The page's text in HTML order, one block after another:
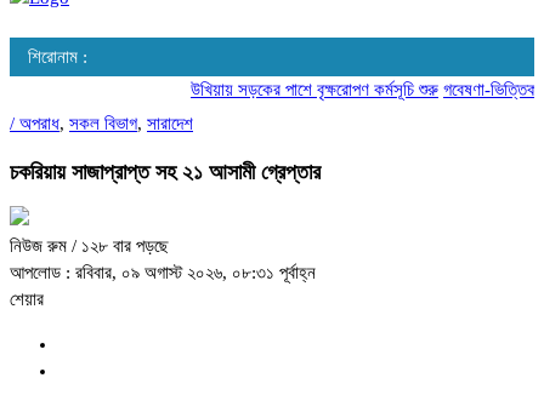
শিরোনাম :
উখিয়ায় সড়কের পাশে বৃক্ষরোপণ কর্মসূচি শুরু গবেষণা-ভিত্তিক
/ অপরাধ, সকল বিভাগ, সারাদেশ
চকরিয়ায় সাজাপ্রাপ্ত সহ ২১ আসামী গ্রেপ্তার
নিউজ রুম / ১২৮ বার পড়ছে
আপলোড : রবিবার, ০৯ অগাস্ট ২০২৬, ০৮:৩১ পূর্বাহ্ন
শেয়ার